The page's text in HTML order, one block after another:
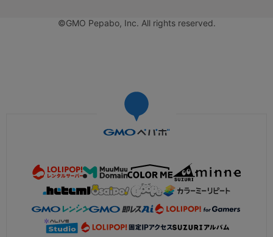
©GMO Pepabo, Inc. All rights reserved.